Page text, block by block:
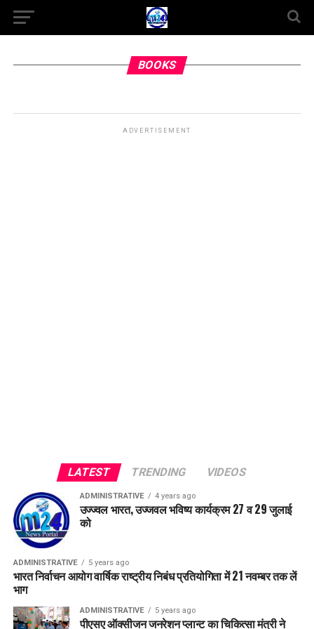
BOOKS
ADVERTISEMENT
LATEST TRENDING VIDEOS
ADMINISTRATIVE 4 years ago
उज्ज्वल भारत, उज्जवल भविष्य कार्यक्रम 27 व 29 जुलाई
को
ADMINISTRATIVE 5 years ago
भारत निर्वाचन आयोग वार्षिक राष्ट्रीय निबंध प्रतियोगिता में 21 नवम्बर तक लें
भाग
ADMINISTRATIVE 5 years ago
पीएसए ऑक्सीजन जनरेशन प्लान्ट का चिकित्सा मंत्री ने